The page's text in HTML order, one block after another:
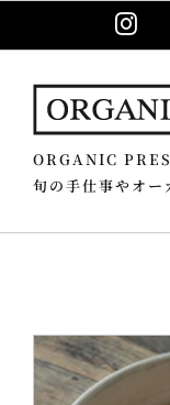
ORGANIC
旬の手仕事やオー